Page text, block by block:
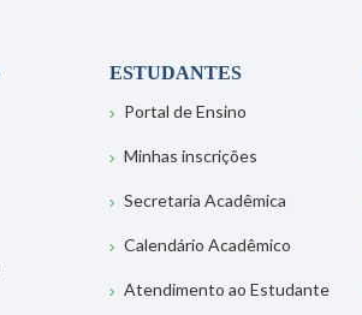
ESTUDANTES
Portal de Ensino
Minhas inscrições
Secretaria Acadêmica
Calendário Acadêmico
Atendimento ao Estudante